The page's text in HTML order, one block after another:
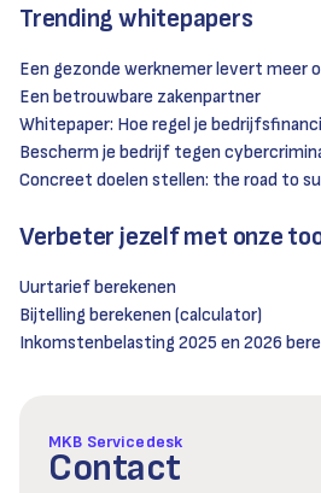
Trending whitepapers
Een gezonde werknemer levert meer
Een betrouwbare zakenpartner
Whitepaper: Hoe regel je
Bescherm je bedrijf tegen
Concreet doelen stellen: the road to
Verbeter jezelf met onze
Uurtarief berekenen
Bijtelling berekenen (calculator)
Inkomstenbelasting 2025 en 2026
MKB Servicedesk
Contact